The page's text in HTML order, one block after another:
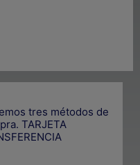
tres métodos de
TARJETA